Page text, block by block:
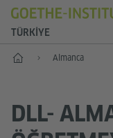
TÜRKIYE
Anasayfa Almanca
DLL-